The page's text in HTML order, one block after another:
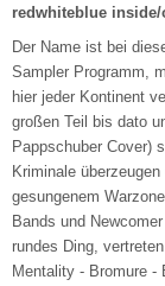
redwhiteblue inside/
Der Name ist bei
Sampler Programm,
hier jeder Kontinent
großen Teil bis dato
Pappschuber Cover)
Kriminale
gesungenem
Bands und
rundes Ding,
Mentality - Bromure -